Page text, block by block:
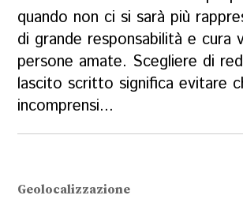
quando non ci si sarà più
di grande responsabilità e cura
persone amate. Scegliere di
lascito scritto significa evitare
incomprensi...
Geolocalizzazione